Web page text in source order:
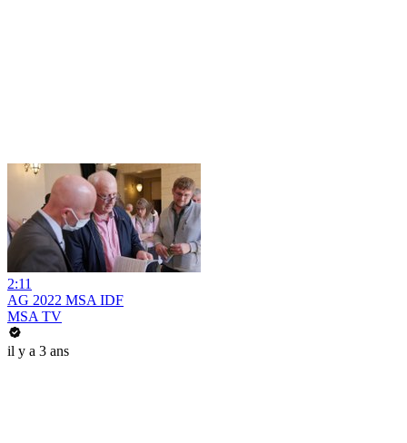
2:11
AG 2022 MSA IDF
MSA TV
il y a 3 ans